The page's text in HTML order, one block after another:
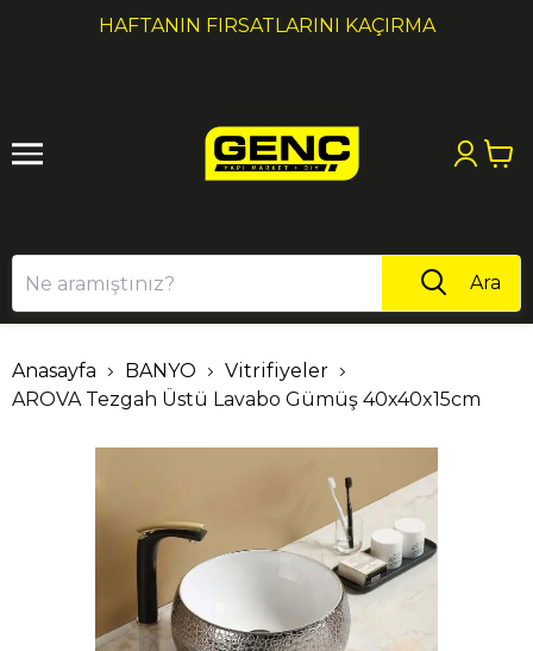
HAFTANIN FIRSATLARINI KAÇIRMA
1 2
Ara
Anasayfa BANYO
Vitrifiyeler
AROVA Tezgah Üstü Lavabo Gümüş 40x40x15cm